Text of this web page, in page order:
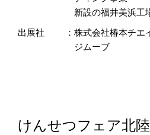
新設の福井美浜工
出展社
： 株式会社椿本チエ
ジムーブ
けんせつフェア北